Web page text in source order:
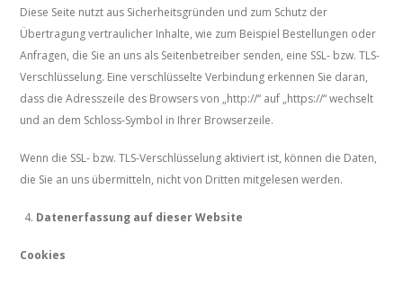
Diese Seite nutzt aus Sicherheitsgründen und zum Schutz der
Übertragung vertraulicher Inhalte, wie zum Beispiel Bestellungen oder
Anfragen, die Sie an uns als Seitenbetreiber senden, eine SSL- bzw. TLS-
Verschlüsselung. Eine verschlüsselte Verbindung erkennen Sie daran,
dass die Adresszeile des Browsers von „http://“ auf „https://“ wechselt
und an dem Schloss-Symbol in Ihrer Browserzeile.
Wenn die SSL- bzw. TLS-Verschlüsselung aktiviert ist, können die Daten,
die Sie an uns übermitteln, nicht von Dritten mitgelesen werden.
Datenerfassung auf dieser Website
Cookies